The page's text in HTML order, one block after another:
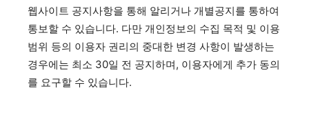
웹사이트 공지사항을 통해 알리거나 개별공지를 통하여
통보할 수 있습니다. 다만 개인정보의 수집 목적 및 이용
범위 등의 이용자 권리의 중대한 변경 사항이 발생하는
경우에는 최소 30일 전 공지하며, 이용자에게 추가 동의
를 요구할 수 있습니다.